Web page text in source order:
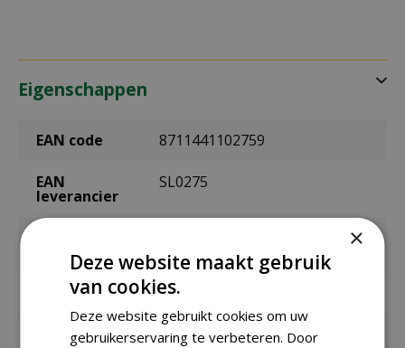
Eigenschappen
EAN code 8711441102759
EAN
leverancier
SL0275
naam
Merk Sluis Garden
Inhoud 1,2 gram
×
Deze website maakt gebruik
van cookies.
Deze website gebruikt cookies om uw
gebruikerservaring te verbeteren. Door